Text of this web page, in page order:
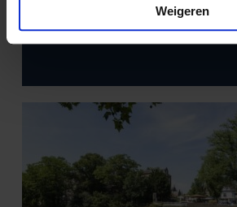
Weigeren
Calamiteiten in de zorg: bij
melden?